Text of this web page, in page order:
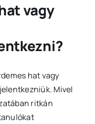
vagy
hat vagy
Mivel
ritkán